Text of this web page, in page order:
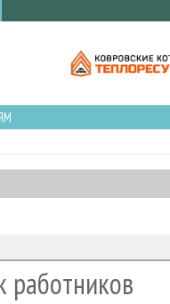
работников